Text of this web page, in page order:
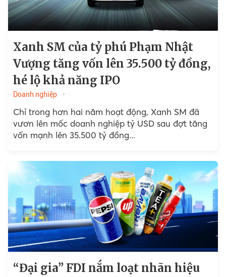
Xanh SM của tỷ phú Phạm Nhật
Vượng tăng vốn lên 35.500 tỷ đồng,
hé lộ khả năng IPO
Doanh nghiệp
Chỉ trong hơn hai năm hoạt động, Xanh SM đã
vươn lên mốc doanh nghiệp tỷ USD sau đợt tăng
vốn mạnh lên 35.500 tỷ đồng...
“Đại gia” FDI nắm loạt nhãn hiệu